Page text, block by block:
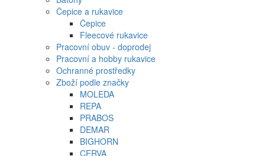
Čepice a rukavice
Čepice
Fleecové rukavice
Pracovní obuv - doprodej
Pracovní a hobby rukavice
Ochranné prostředky
Zboží podle značky
MOLEDA
REPA
PRABOS
DEMAR
BIGHORN
CERVA